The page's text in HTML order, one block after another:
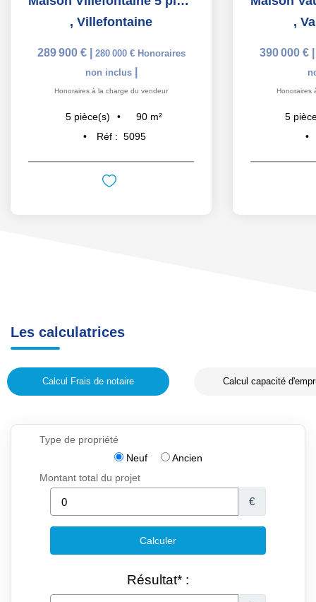
, Villefontaine
289 900 € 280 000 € Honoraires
non inclus
Honoraires à la charge du vendeur
5 pièce(s) 90 m²
Réf : 5095
,
390 000 €
Honoraires
5
Les calculatrices
Calcul Frais de notaire Calcul capacité